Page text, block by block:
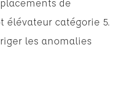
de
élévateur catégorie 5.
les anomalies